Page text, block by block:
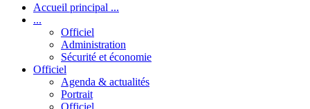
Accueil principal ...
...
Officiel
Administration
Sécurité et économie
Officiel
Agenda & actualités
Portrait
Officiel